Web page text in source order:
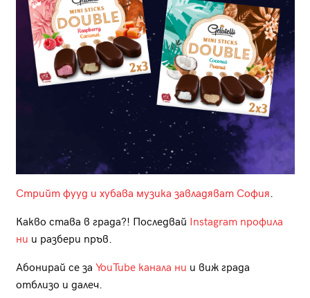
Стрийт фууд и хубава музика завладяват София.
Какво става в града?! Последвай Instagram профила
ни и разбери пръв.
Абонирай се за YouTube канала ни и виж града
отблизо и далеч.